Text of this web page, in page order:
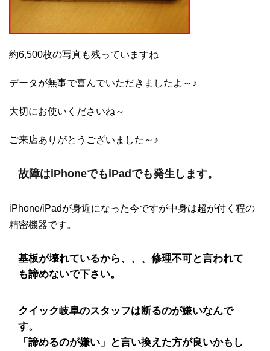
約6,500枚の写真も残っていますね
データが無事で喜んでいただきましたよ～♪
大切にお使いくださいね～
ご来店ありがとうございました～♪
故障はiPhoneでもiPadでも発生します。
iPhone/iPadが身近になった今ですが中身は超が付く程の
精密機器です。
基板が壊れているから、、、修理不可と言われて
も諦めないで下さい。
クイック岐阜のスタッフは断るのが嫌いなんで
す。
「諦めるのが嫌い」と言い換えた方が良いかもし